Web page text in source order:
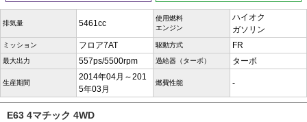
排気量 5461cc
使用燃料
エンジン
ハイオク
ガソリン
ミッション フロア7AT 駆動方式 FR
最大出力 557ps/5500rpm 過給器（ターボ） ターボ
生産期間
2014年04月～201
5年03月
燃費性能 -
E63 4マチック 4WD